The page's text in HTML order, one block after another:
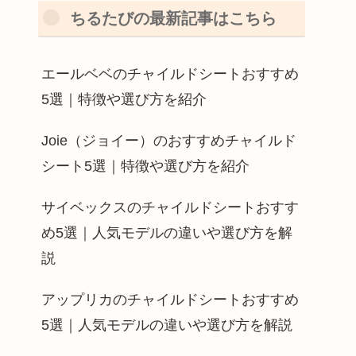
ちるたびの最新記事はこちら
エールベベのチャイルドシートおすすめ
5選｜特徴や選び方を紹介
Joie（ジョイー）のおすすめチャイルド
シート5選｜特徴や選び方を紹介
サイベックスのチャイルドシートおすす
め5選｜人気モデルの違いや選び方を解
説
アップリカのチャイルドシートおすすめ
5選｜人気モデルの違いや選び方を解説